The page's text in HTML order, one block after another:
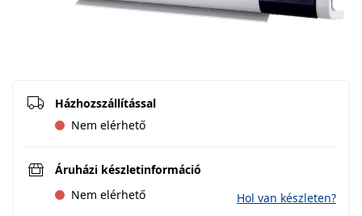
Házhozszállítással
Nem elérhető
Áruházi készletinformáció
Nem elérhető
Hol van készleten?